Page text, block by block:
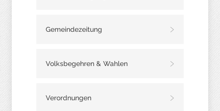
Gemeindezeitung
Volksbegehren & Wahlen
Verordnungen